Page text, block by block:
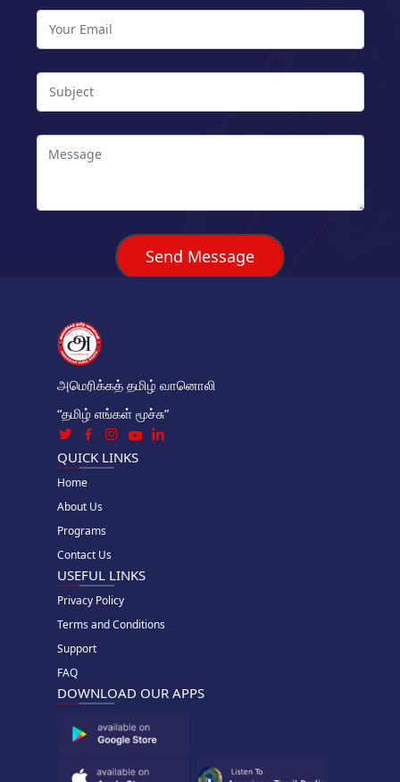
Send Message
அமெரிக்கத் தமிழ் வானொலி
“தமிழ் எங்கள் மூச்சு”
QUICK LINKS
Home
About Us
Programs
Contact Us
USEFUL LINKS
Privacy Policy
Terms and Conditions
Support
FAQ
DOWNLOAD OUR APPS